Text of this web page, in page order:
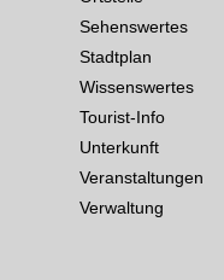
Sehenswertes
Stadtplan
Wissenswertes
Tourist-Info
Unterkunft
Veranstaltungen
Verwaltung